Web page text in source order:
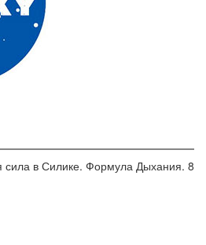
в Силике. Формула Дыхания. 8